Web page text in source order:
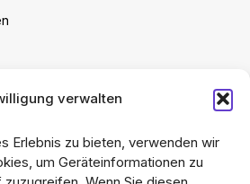
verwalten
Erlebnis zu bieten, verwenden wir
um Geräteinformationen zu